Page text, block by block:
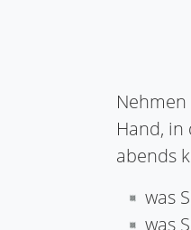
Hand, in
abends
was
was